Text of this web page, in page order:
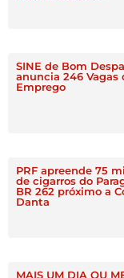
SINE de Bom
anuncia 246 Vagas
Emprego
PRF apreende 75
de cigarros do
BR 262 próximo a
Danta
MAIS UM DIA OU